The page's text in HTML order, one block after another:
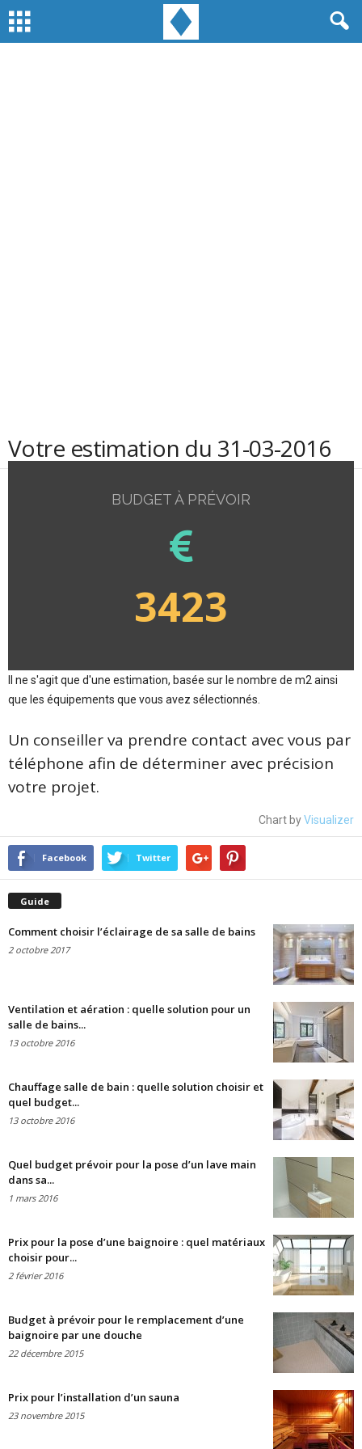
Votre estimation du 31-03-2016
BUDGET À PRÉVOIR
3423
Il ne s'agit que d'une estimation, basée sur le nombre de m2 ainsi
que les équipements que vous avez sélectionnés.
Un conseiller va prendre contact avec vous par
téléphone afin de déterminer avec précision
votre projet.
Chart byVisualizer
Facebook Twitter
Guide
Comment choisir l’éclairage de sa salle de bains
2 octobre 2017
Ventilation et aération : quelle solution pour un
salle de bains...
13 octobre 2016
Chauffage salle de bain : quelle solution choisir et
quel budget...
13 octobre 2016
Quel budget prévoir pour la pose d’un lave main
dans sa...
1 mars 2016
Prix pour la pose d’une baignoire : quel matériaux
choisir pour...
2 février 2016
Budget à prévoir pour le remplacement d’une
baignoire par une douche
22 décembre 2015
Prix pour l’installation d’un sauna
23 novembre 2015